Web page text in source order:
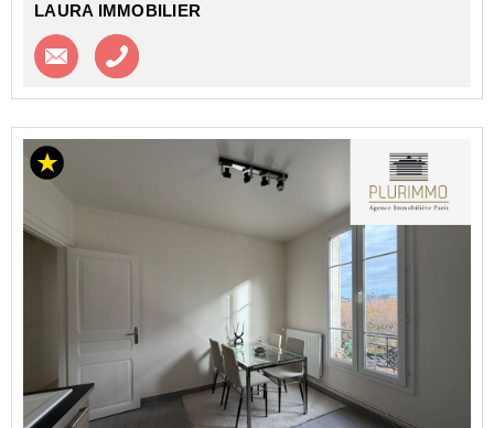
LAURA IMMOBILIER
Contacter l'agence